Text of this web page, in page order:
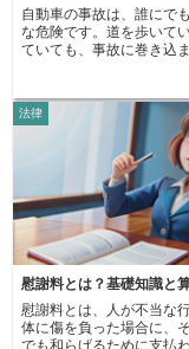
いの方は、ご自身で家財
十分です。家財保険に加
災や風水害だけでなく、
る家財の損害も補償され
宅が火災に見舞われた際
品が焼失した場合、家財
れば、購入費用の一部が
われます。また、台風に
財が水没した場合や、空
財が盗難された場合にも
ちます。このように、家
よらない事故や災害から
り、経済的な負担を軽減
日々の暮らしにおける安
の重要な備えと言えるで
に加入することで、万一
場合でも、安心して生活
できます。家財の価値や
慮し、自分に合った家財
自動車の事故は、誰にで
な危険です。道を歩いて
ていても、事故に巻き込
こしてしまった場合、対
対物賠償責任保険によっ
賠償責任を負うことにな
法律で加入が義務付けら
険と任意保険によって備
す。では、自分が事故の
合はどうでしょうか。特
注意深くしていても防ぎ
遭ってしまった場合、損
手続きは複雑で、肉体的
きな負担となります。人
さにこのような時に頼り
保険会社から保険金を受
ます。これは、相手方の
法律
慰謝料とは？基礎知識と
慰謝料とは、人が不当な
体に傷を負った場合に、
でも和らげるために支払